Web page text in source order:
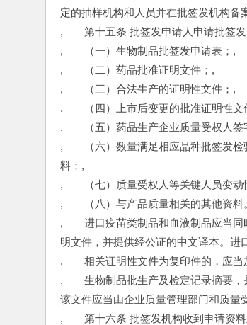
定的抽样机构和人员并在批签发机构备
,　　第十五条 批签发申请人申请批签
,　　（一）生物制品批签发申请表；,
,　　（二）药品批准证明文件；,
,　　（三）合法生产的证明性文件；,
,　　（四）上市后变更的批准证明性文
,　　（五）药品生产企业质量受权人
,　　（六）数量满足相应品种批签发
料；,
,　　（七）质量受权人等关键人员变动
,　　（八）与产品质量相关的其他资料
,　　进口疫苗类制品和血液制品应当
明文件，并提供经公证的中文译本。进
,　　相关证明性文件为复印件的，应当
,　　生物制品批生产及检定记录摘要
该文件应当由企业质量管理部门和质量
,　　第十六条 批签发机构收到申请资